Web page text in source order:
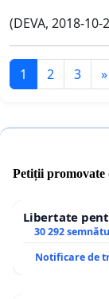
(DEVA, 2018-10-
1 2 3 »
Petiții
Libertate
30 292
Notificare de